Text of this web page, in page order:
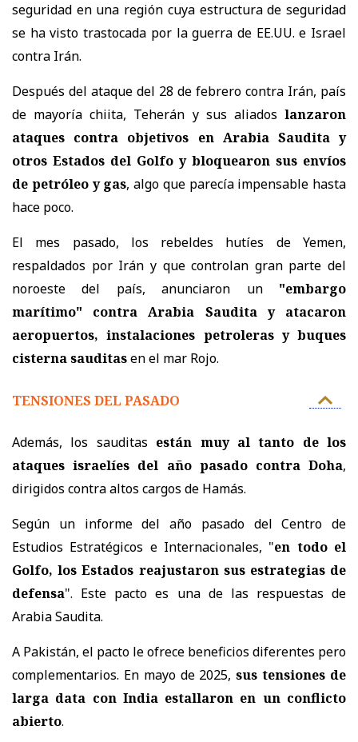
seguridad en una región cuya estructura de seguridad
se ha visto trastocada por la guerra de EE.UU. e Israel
contra Irán.
Después del ataque del 28 de febrero contra Irán, país
de mayoría chiita, Teherán y sus aliados lanzaron
ataques contra objetivos en Arabia Saudita y
otros Estados del Golfo y bloquearon sus envíos
de petróleo y gas, algo que parecía impensable hasta
hace poco.
El mes pasado, los rebeldes hutíes de Yemen,
respaldados por Irán y que controlan gran parte del
noroeste del país, anunciaron un"embargo
marítimo" contra Arabia Saudita y atacaron
aeropuertos, instalaciones petroleras y buques
cisterna sauditasen el mar Rojo.
TENSIONES DEL PASADO
Además, los sauditas están muy al tanto de los
ataques israelíes del año pasado contra Doha,
dirigidos contra altos cargos de Hamás.
Según un informe del año pasado del Centro de
Estudios Estratégicos e Internacionales, "en todo el
Golfo, los Estados reajustaron sus estrategias de
defensa". Este pacto es una de las respuestas de
Arabia Saudita.
A Pakistán, el pacto le ofrece beneficios diferentes pero
complementarios. En mayo de 2025,sus tensiones de
larga data con India estallaron en un conflicto
abierto.